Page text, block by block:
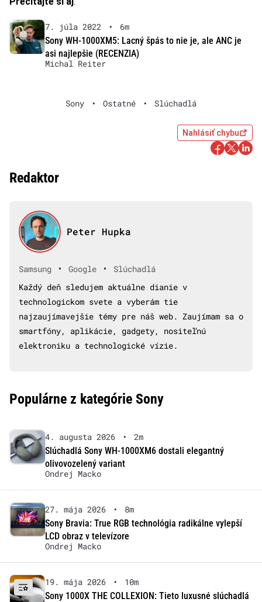
7. júla 2022 •
6m
Sony WH-1000XM5: Lacný špás to nie je, ale ANC je
asi najlepšie (RECENZIA)
Michal Reiter
Sony • Ostatné • Slúchadlá
Nahlásiť chybu
Redaktor
Peter Hupka
Samsung • Google •
Slúchadlá
Každý deň sledujem aktuálne dianie v
technologickom svete a vyberám tie
najzaujímavejšie témy pre náš web. Zaujímam sa o
smartfóny, aplikácie, gadgety, nositeľnú
elektroniku a technologické vízie.
Populárne z kategórie Sony
4. augusta 2026 •
2m
Slúchadlá Sony WH-1000XM6 dostali elegantný
olivovozelený variant
Ondrej Macko
27. mája 2026 •
8m
Sony Bravia: True RGB technológia radikálne vylepší
LCD obraz v televízore
Ondrej Macko
19. mája 2026 •
10m
Sony 1000X THE COLLEXION: Tieto luxusné slúchadlá